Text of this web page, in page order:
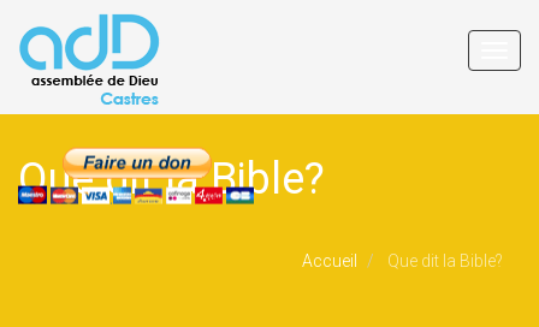
Que dit la Bible?
Accueil Que dit la Bible?